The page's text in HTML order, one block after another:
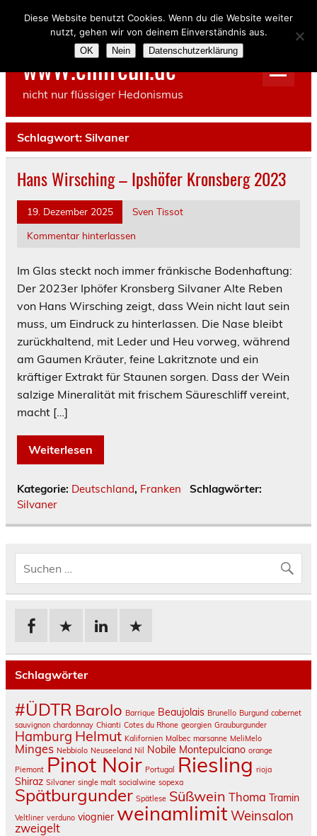
wwW.einfreun.de
nicht nur flüssiger Hedonismus
Schlagwort: Silvaner
Hans Wirsching – Ipshöfer Kronsberg 2023
19. Dezember 2025
Sven Tissot
Kommentar hinterlassen
Im Glas steckt noch immer fränkische Bodenhaftung:
Der 2023er Iphöfer Kronsberg Silvaner Alte Reben
von Hans Wirsching zeigt, dass Wein nicht laut sein
muss, um Eindruck zu hinterlassen. Die Nase bleibt
zurückhaltend, mit Leder und Heu vorweg, während
am Gaumen Kräuter, feine Lakritznote und ein
kräftiger Extrakt für Staunen sorgen. Dass der Wein
salzige Mineralität mit frischem Säureschliff vereint,
macht […]
Weiterlesen
Kategorie: Deutschland, Franken
Schlagwörter:
Silvaner
Schlagwörter
#ÜDTR Barolo Barrique Beaujolais Brunello Burgund cabernet
sauvignon chardonnay Chianti Cotes du Rhone georgien Grauburgunder
Hamburg Helmut Kalifornien Malbec marsanne MeliMelo
Minges Nebbiolo Neuseeland Nil Nobile Montepulciano orange
Piemont Pinot Noir Portugal Riesling rioja
Shiraz Silvaner single malt socialwine sopexa
Spätburgunder Spätlese Süßwein Thoma Tramin
Veltliner verduno viognier weinamlimit Weinsalon
zweigelt
Diese Website benutzt Cookies. Wenn du die Website weiter
nutzt, gehen wir von deinem Einverständnis aus.
OK Nein Datenschutzerklärung